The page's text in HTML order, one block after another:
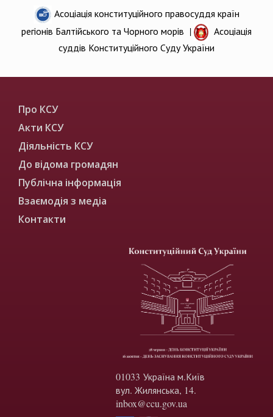
Асоціація конституційного правосуддя країн
регіонів Балтійського та Чорного морів |
Асоціація
суддів Конституційного Суду України
Про КСУ
Акти КСУ
Діяльність КСУ
До відома громадян
Публічна інформація
Взаємодія з медіа
Контакти
01033 Україна м.Київ
вул. Жилянська, 14.
inbox@ccu.gov.ua